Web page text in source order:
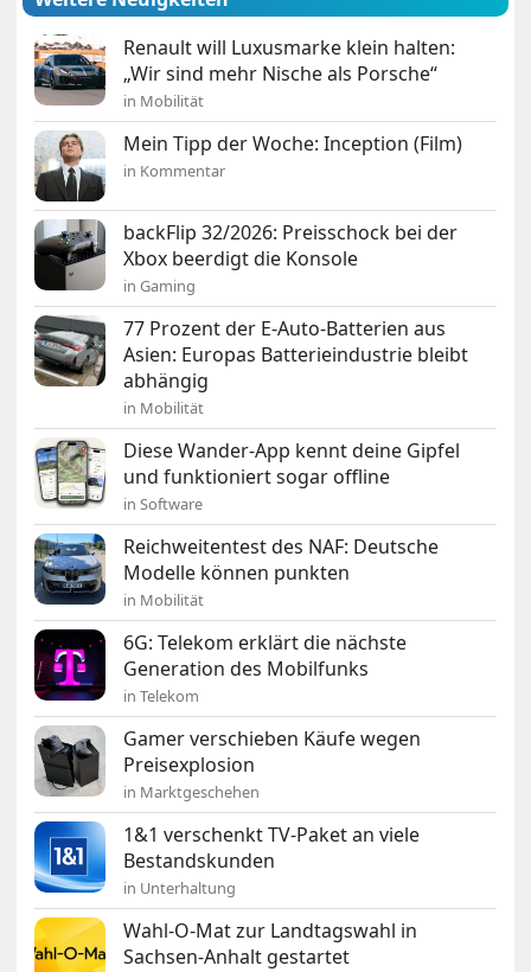
Renault will Luxusmarke klein halten:
„Wir sind mehr Nische als Porsche“
in Mobilität
Mein Tipp der Woche: Inception (Film)
in Kommentar
backFlip 32/2026: Preisschock bei der
Xbox beerdigt die Konsole
in Gaming
77 Prozent der E-Auto-Batterien aus
Asien: Europas Batterieindustrie bleibt
abhängig
in Mobilität
Diese Wander-App kennt deine Gipfel
und funktioniert sogar offline
in Software
Reichweitentest des NAF: Deutsche
Modelle können punkten
in Mobilität
6G: Telekom erklärt die nächste
Generation des Mobilfunks
in Telekom
Gamer verschieben Käufe wegen
Preisexplosion
in Marktgeschehen
1&1 verschenkt TV-Paket an viele
Bestandskunden
in Unterhaltung
Wahl-O-Mat zur Landtagswahl in
Sachsen-Anhalt gestartet